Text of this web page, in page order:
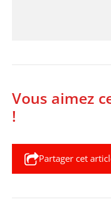
Vous aimez
!
Partager cet